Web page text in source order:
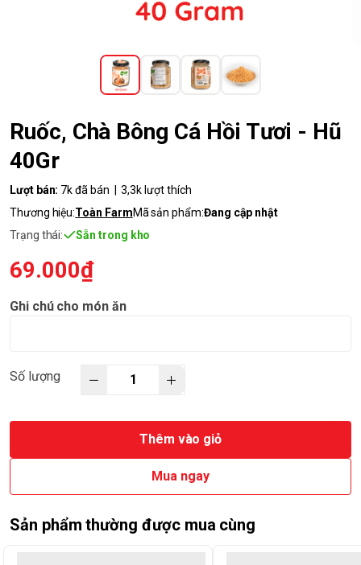
Ruốc, Chà Bông Cá Hồi Tươi - Hũ
40Gr
Lượt bán: 7k đã bán | 3,3k lượt thích
Thương hiệu:Toàn FarmMã sản phẩm:Đang cập nhật
Trạng thái:
Sẵn trong kho
69.000₫
Ghi chú cho món ăn
Số lượng
Thêm vào giỏ
Mua ngay
Sản phẩm thường được mua cùng